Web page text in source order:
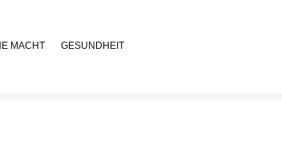
MACHT GESUNDHEIT